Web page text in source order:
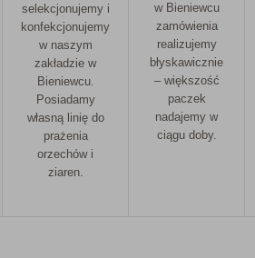
selekcjonujemy i
konfekcjonujemy
w naszym
zakładzie w
Bieniewcu.
Posiadamy
własną linię do
prażenia
orzechów i
ziaren.
w Bieniewcu
zamówienia
realizujemy
błyskawicznie
– większość
paczek
nadajemy w
ciągu doby.